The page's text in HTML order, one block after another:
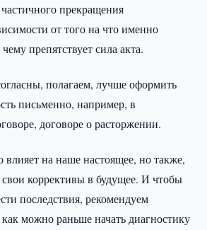
прекращения
от того на что именно
препятствует сила акта.
полагаем, лучше оформить
письменно, например, в
договоре о расторжении.
влияет на наше настоящее, но также,
коррективы в будущее. И чтобы
последствия, рекомендуем
можно раньше начать диагностику